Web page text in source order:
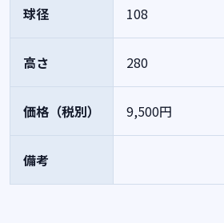
球径 108
高さ 280
価格（税別） 9,500円
備考